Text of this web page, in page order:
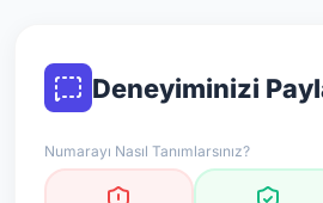
resmi doğrulama niteliği taşımaz.
*Not: Değerlendirmeler onaylı
güncellenir.
Deneyiminizi
Numarayı Nasıl Tanımlarsınız?